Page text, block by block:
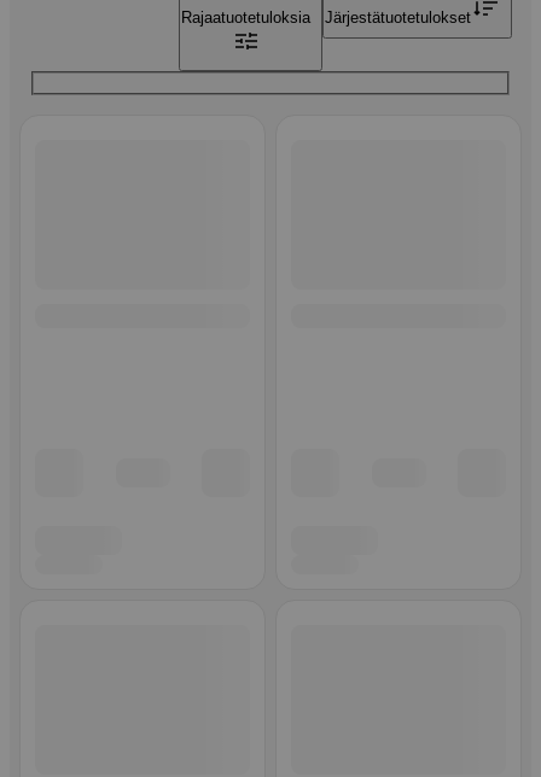
Rajaatuotetuloksia Järjestätuotetulokset